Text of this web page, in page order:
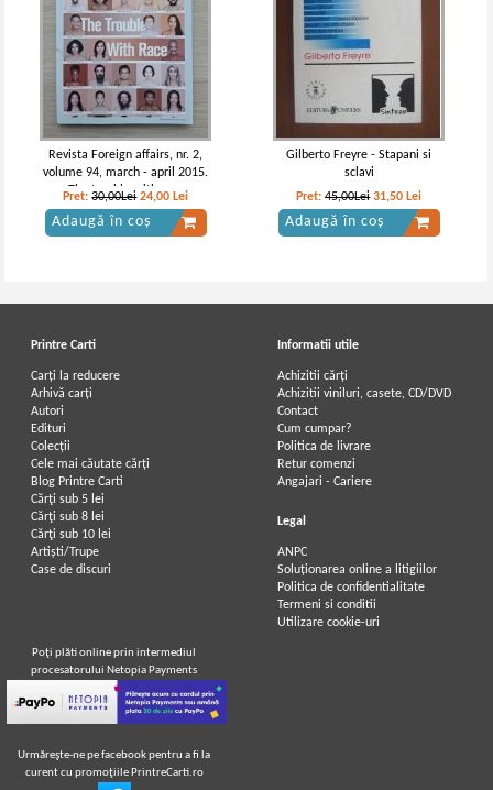
Revista Foreign affairs, nr. 2,
volume 94, march - april 2015.
The trouble with race
Pret:30,00Lei 24,00 Lei
Adaugă în coș
Gilberto Freyre - Stapani si
sclavi
Pret:45,00Lei 31,50 Lei
Adaugă în coș
Printre Carti
Carți la reducere
Arhivă carți
Autori
Edituri
Colecții
Cele mai căutate cărți
Blog Printre Carti
Cărţi sub 5 lei
Cărţi sub 8 lei
Cărţi sub 10 lei
Artiști/Trupe
Case de discuri
Informatii utile
Achizitii cărți
Achizitii viniluri, casete, CD/DVD
Contact
Cum cumpar?
Politica de livrare
Retur comenzi
Angajari - Cariere
Legal
ANPC
Soluționarea online a litigiilor
Politica de confidentialitate
Termeni si conditii
Utilizare cookie-uri
Poţi plăti online prin intermediul
procesatorului Netopia Payments
Urmăreşte-ne pe facebook pentru a fi la
curent cu promoţiile PrintreCarti.ro